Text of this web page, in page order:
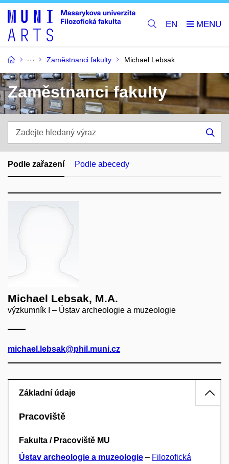
EN
Zaměstnanci fakulty Michael Lebsak
Zaměstnanci fakulty
hledaný
výraz
Podle zařazení Podle abecedy
Michael Lebsak, M.A.
výzkumník I – Ústav archeologie a muzeologie
michael.lebsak@phil.muni.cz
Základní údaje
Pracoviště
Fakulta / Pracoviště MU
Ústav archeologie a muzeologie – Filozofická